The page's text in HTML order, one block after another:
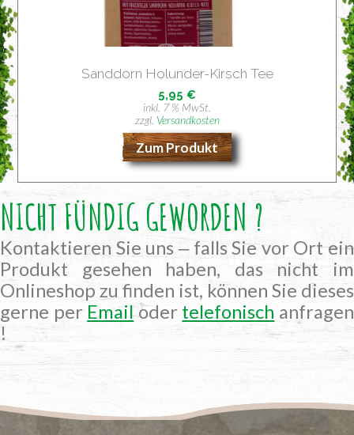
Sand­dorn Holun­der-Kirsch Tee
5,95 €
inkl. 7 % MwSt.
zzgl. Versandkosten
Zum Produkt
NICHT FÜNDIG GEWORDEN ?
Kontaktieren Sie uns ‒ falls Sie vor Ort ein
Produkt gesehen haben, das nicht im
Onlineshop zu finden ist, können Sie dieses
gerne per Emailoder telefonisch anfragen
!